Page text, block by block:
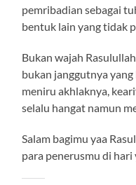
pemribadian sebagai
bentuk lain yang tidak
Bukan wajah
bukan janggutnya
meniru akhlaknya,
selalu hangat namun
Salam bagimu yaa
para penerusmu di hari